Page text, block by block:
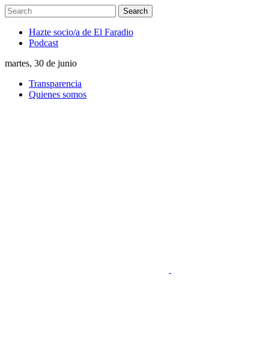
Hazte socio/a de El Faradio
Podcast
martes, 30 de junio
Transparencia
Quienes somos